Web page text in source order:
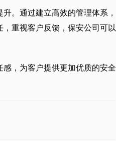
。通过建立高效的管理体系，
重视客户反馈，保安公司可以
，为客户提供更加优质的安全